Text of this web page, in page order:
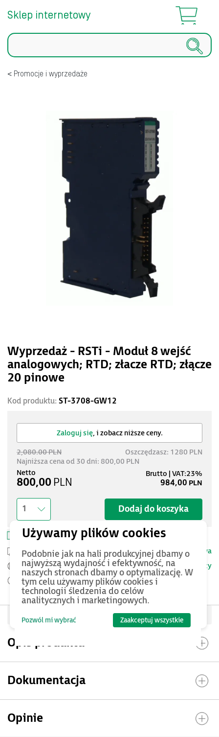
Sklep internetowy
Szukaj
Promocje i wyprzedaże
Wyprzedaż - RSTi - Moduł 8 wejść
analogowych; RTD; złacze RTD; złącze
20 pinowe
Kod produktu: ST-3708-GW12
Zaloguj się, i zobacz niższe ceny.
2,080.00 PLN
Oszczędzasz: 1280 PLN
Najniższa cena od 30 dni: 800,00 PLN
Dodaj do koszyka
1
Zapisz w schowku Drukuj kartę produktu
800,00 PLN 984,00 PLN
Przesyłka kurierska -25 PLN netto
Dostawa
Pomoc Techniczna ASTOR
Szczegóły
Zamów przed 12:00 - dostawa następnego dnia
Oceń produkt
Opis produktu
Dokumentacja
Opinie
Podobnie jak na hali produkcyjnej dbamy o
najwyższą wydajność i efektywność, na
naszych stronach dbamy o optymalizację. W
tym celu używamy plików cookies i
technologii śledzenia do celów
analitycznych i marketingowych.
Pozwól mi wybrać Zaakceptuj wszystkie